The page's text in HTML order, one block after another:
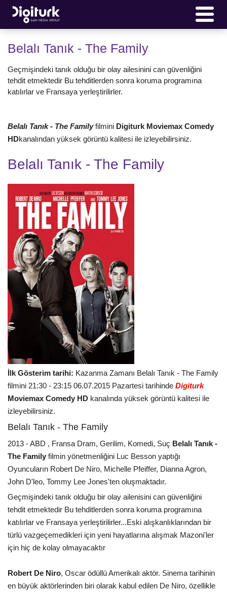
Belalı Tanık - The Family
Geçmişindeki tanık olduğu bir olay ailesinini can güvenliğini
tehdit etmektedir Bu tehditlerden sonra koruma programına
katılırlar ve Fransaya yerleştirilirler.
Belalı Tanık - The Familyfilmini Digiturk Moviemax Comedy
HDkanalından yüksek görüntü kalitesi ile izleyebilirsiniz.
Belalı Tanık - The Family
İlk Gösterim tarihi: Kazanma Zamanı Belalı Tanık - The Family
filmini 21:30 - 23:15 06.07.2015 Pazartesi tarihinde Digiturk
Moviemax Comedy HD kanalında yüksek görüntü kalitesi ile
izleyebilirsiniz.
Belalı Tanık - The Family
2013 - ABD , Fransa Dram, Gerilim, Komedi, Suç Belalı Tanık -
The Family filmin yönetmenliğini Luc Besson yaptığı
Oyuncuların Robert De Niro, Michelle Pfeiffer, Dianna Agron,
John D'leo, Tommy Lee Jones'ten oluşmaktadır.
Geçmişindeki tanık olduğu bir olay ailenisini can güvenliğini
tehdit etmektedir Bu tehditlerden sonra koruma programına
katılırlar ve Fransaya yerleştirilirler...Eski alışkanlıklarından bir
türlü vazgeçemedikleri için yeni hayatlarına alışmak Mazoni'ler
için hiç de kolay olmayacaktır
Robert De Niro, Oscar ödüllü Amerikalı aktör. Sinema tarihinin
en büyük aktörlerinden biri olarak kabul edilen De Niro, özellikle